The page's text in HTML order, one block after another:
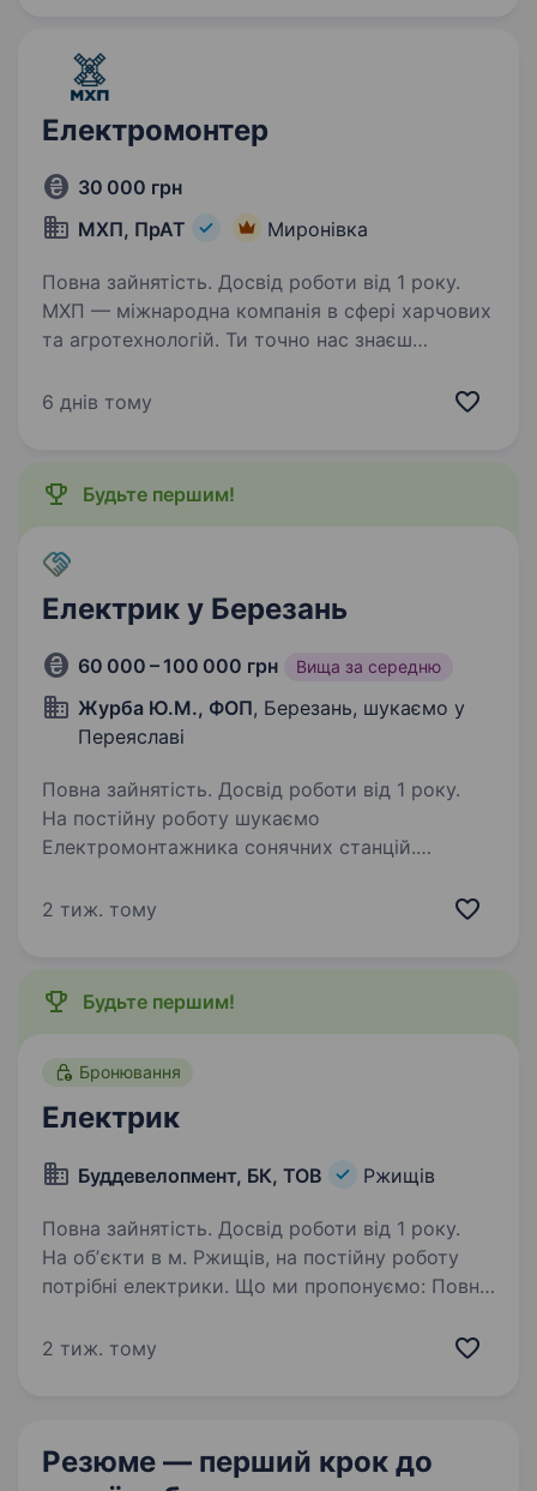
Електромонтер
30 000 грн
МХП, ПрАТ
Миронівка
Повна зайнятість. Досвід роботи від 1 року.
МХП — міжнародна компанія в сфері харчових
та агротехнологій. Ти точно нас знаєш
Ряба Апетитна», «Бащинський», «Легко!»,
6 днів тому
Будьте першим!
Електрик у Березань
60 000 – 100 000 грн Вища за середню
Журба Ю.М., ФОП, Березань, шукаємо у
Переяславі
Повна зайнятість. Досвід роботи від 1 року.
На постійну роботу шукаємо
Електромонтажника сонячних станцій.
по Україні Прокладання кабельних ліній
2 тиж. тому
Будьте першим!
Бронювання
Електрик
Буддевелопмент, БК, ТОВ Ржищів
Повна зайнятість. Досвід роботи від 1 року.
На обʼєкти в м. Ржищів, на постійну роботу
потрібні електрики. Що ми пропонуємо: Повна
Працевлаштування з можливістю бронювання
2 тиж. тому
Резюме — перший крок до